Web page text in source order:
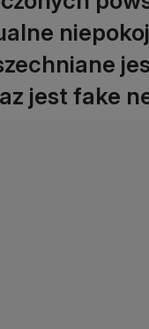
jest fake